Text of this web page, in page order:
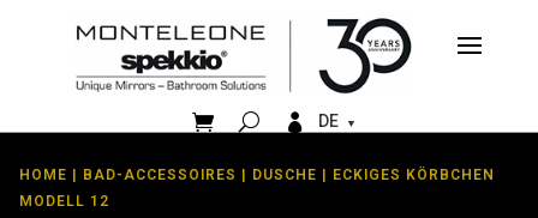
  DE
HOME | BAD-ACCESSOIRES | DUSCHE | ECKIGES KÖRBCHEN
MODELL 12